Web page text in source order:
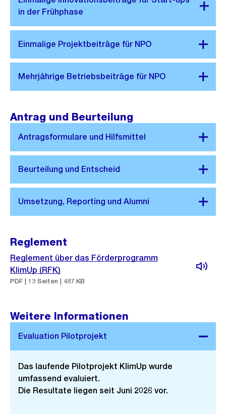
Antrag und Beurteilung
Reglement
Reglement über das Förderprogramm
KlimUp (RFK)
PDF | 13 Seiten | 487 KB
Weitere Informationen
Das laufende Pilotprojekt KlimUp wurde
umfassend evaluiert.
Die Resultate liegen seit Juni 2026 vor.